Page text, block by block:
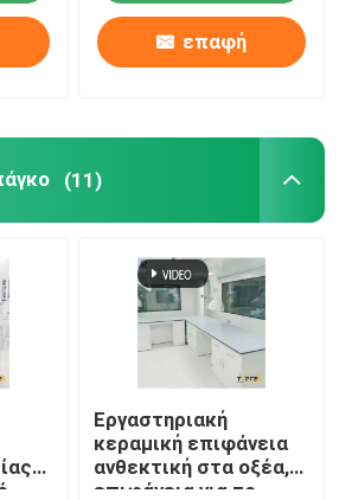
επαφή
(11)
Εργαστηριακή
κεραμική επιφάνεια
ανθεκτική στα οξέα,
επιφάνεια για το